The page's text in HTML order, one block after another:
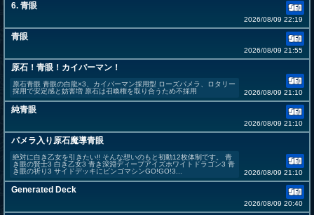
6. 青眼
2026/08/09 22:19
青眼
2026/08/09 21:55
原石！青眼！カイバーマン！
原石青眼 青眼の白龍×3、カイバーマン採用型 ローズパメラ、ロタリー
採用で安定感と妨害増 原石は召喚権を取り合うため不採用
2026/08/09 21:10
純青眼
2026/08/09 21:10
パメラ入り原石魔導青眼
絶対に白き乙女を引きたい‼︎ そんな想いのもと初動12枚体制です。 青
き眼の賢士3 白き乙女3 青き深淵ディープアイズホワイトドラゴン3 青
き眼の祈り3 サイドデッキにビンゴマシンGO!GO!3...
2026/08/09 21:10
Generated Deck
2026/08/09 20:40